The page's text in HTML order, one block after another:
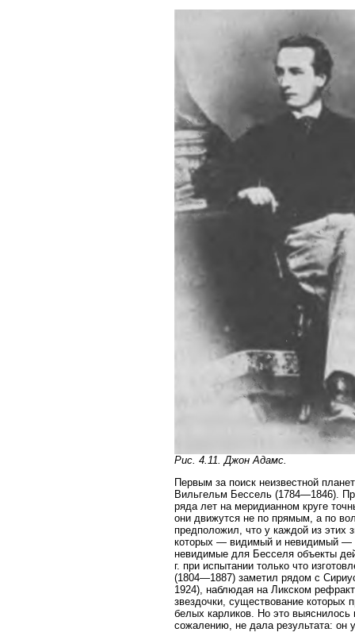
Рис. 4.11. Джон Адамс.
Первым за поиск неизвестной
Вильгельм Бессель (1784—1846).
ряда лет на меридианном круге
они движутся не по прямым, а по
предположил, что у каждой из этих
которых — видимый и невидимый —
невидимые для Бесселя объекты
г. при испытании только что
(1804—1887) заметил рядом с
1924), наблюдая на Ликском
звездочки, существование которых
белых карликов. Но это
сожалению, не дала результата: он